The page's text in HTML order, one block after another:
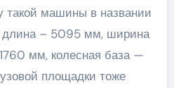
такой машины в названии
длина – 5095 мм, ширина
мм, колесная база —
площадки тоже